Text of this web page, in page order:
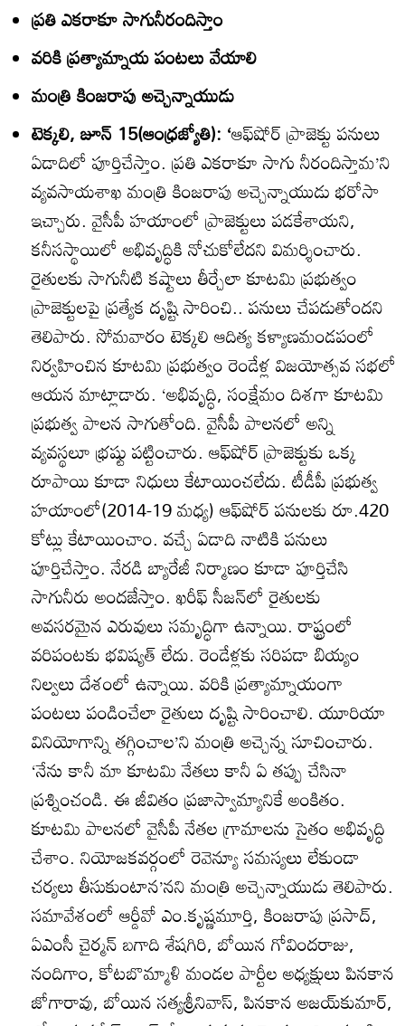
ప్రతి ఎకరాకూ సాగునీరందిస్తాం
వరికి ప్రత్యామ్నాయ పంటలు వేయాలి
మంత్రి కింజరాపు అచ్చెన్నాయుడు
టెక్కలి, జూన్‌ 15(ఆంధ్రజ్యోతి): ‘ఆఫ్‌షోర్‌ ప్రాజెక్టు పనులు
ఏడాదిలో పూర్తిచేస్తాం. ప్రతి ఎకరాకూ సాగు నీరందిస్తామ’ని
వ్యవసాయశాఖ మంత్రి కింజరాపు అచ్చెన్నాయుడు భరోసా
ఇచ్చారు. వైసీపీ హయాంలో ప్రాజెక్టులు పడకేశాయని,
కనీసస్థాయిలో అభివృద్ధికి నోచుకోలేదని విమర్శించారు.
రైతులకు సాగునీటి కష్టాలు తీర్చేలా కూటమి ప్రభుత్వం
ప్రాజెక్టులపై ప్రత్యేక దృష్టి సారించి.. పనులు చేపడుతోందని
తెలిపారు. సోమవారం టెక్కలి ఆదిత్య కళ్యాణమండపంలో
నిర్వహించిన కూటమి ప్రభుత్వం రెండేళ్ల విజయోత్సవ సభలో
ఆయన మాట్లాడారు. ‘అభివృద్ధి, సంక్షేమం దిశగా కూటమి
ప్రభుత్వ పాలన సాగుతోంది. వైసీపీ పాలనలో అన్ని
వ్యవస్థలూ భ్రష్టు పట్టించారు. ఆఫ్‌షోర్‌ ప్రాజెక్టుకు ఒక్క
రూపాయి కూడా నిధులు కేటాయించలేదు. టీడీపీ ప్రభుత్వ
హయాంలో(2014-19 మధ్య) ఆఫ్‌షోర్‌ పనులకు రూ.420
కోట్లు కేటాయించాం. వచ్చే ఏడాది నాటికి పనులు
పూర్తిచేస్తాం. నేరడి బ్యారేజీ నిర్మాణం కూడా పూర్తిచేసి
సాగునీరు అందజేస్తాం. ఖరీఫ్‌ సీజన్‌లో రైతులకు
అవసరమైన ఎరువులు సమృద్ధిగా ఉన్నాయి. రాష్ట్రంలో
వరిపంటకు భవిష్యత్‌ లేదు. రెండేళ్లకు సరిపడా బియ్యం
నిల్వలు దేశంలో ఉన్నాయి. వరికి ప్రత్యామ్నాయంగా
పంటలు పండించేలా రైతులు దృష్టి సారించాలి. యూరియా
వినియోగాన్ని తగ్గించాల’ని మంత్రి అచ్చెన్న సూచించారు.
‘నేను కానీ మా కూటమి నేతలు కానీ ఏ తప్పు చేసినా
ప్రశ్నించండి. ఈ జీవితం ప్రజాస్వామ్యానికే అంకితం.
కూటమి పాలనలో వైసీపీ నేతల గ్రామాలను సైతం అభివృద్ధి
చేశాం. నియోజకవర్గంలో రెవెన్యూ సమస్యలు లేకుండా
చర్యలు తీసుకుంటాన’నని మంత్రి అచ్చెన్నాయుడు తెలిపారు.
సమావేశంలో ఆర్డీవో ఎం.కృష్ణమూర్తి, కింజరాపు ప్రసాద్‌,
ఏఎంసీ చైర్మన్‌ బగాది శేషగిరి, బోయిన గోవిందరాజు,
నందిగాం, కోటబొమ్మాళి మండల పార్టీల అధ్యక్షులు పినకాన
జోగారావు, బోయిన సత్యశ్రీనివాస్‌, పినకాన అజయ్‌కుమార్‌,